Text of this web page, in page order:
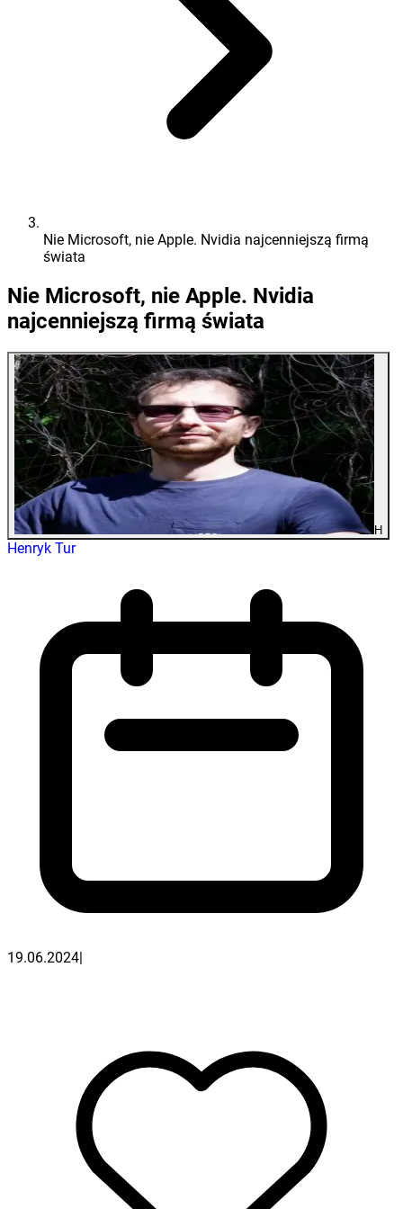
Nie Microsoft, nie Apple. Nvidia najcenniejszą firmą
świata
Nie Microsoft, nie Apple. Nvidia
najcenniejszą firmą świata
H
Henryk Tur
19.06.2024|